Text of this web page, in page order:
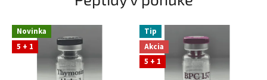
d
g
Novinka
5 + 1
Tip
Akcia
5 + 1